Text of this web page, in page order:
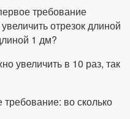
требование
отрезок длиной
1 дм?
увеличить в 10 раз, так
во сколько